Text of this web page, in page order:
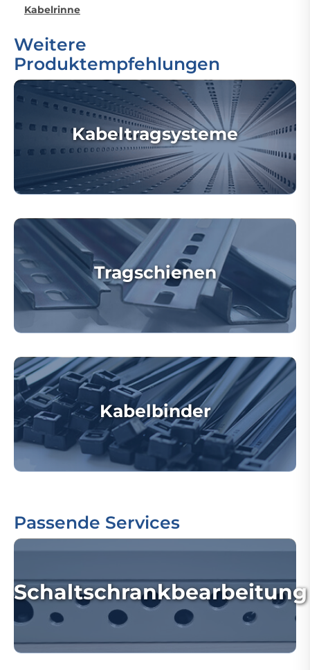
Kabelrinne
Weitere
Produktempfehlungen
Kabeltragsysteme
Tragschienen
Kabelbinder
Passende Services
Schaltschrankbearbeitung